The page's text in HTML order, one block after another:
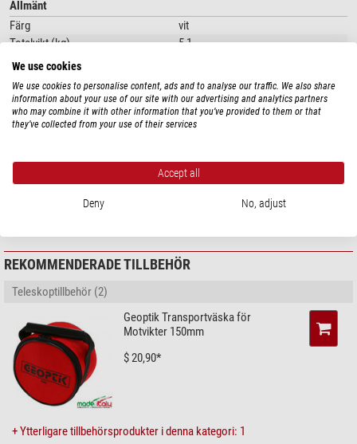
Allmänt
Färg
vit
Totalvikt (kg)
5,1
Vikt (g)
Typ av byggnad
Motvikt
Pacific Telescope Corp, 160-11880 Hammersmith Way, V7A
Ansvarig person:Optical Vision Limited, Duracher Straße 11, 87437
REKOMMENDERADE TILLBEHÖR
Teleskoptillbehör (2)
Geoptik Transportväska för
Motvikter 150mm
$ 20,90*
+ Ytterligare tillbehörsprodukter i denna kategori: 1
We use cookies
We use cookies to personalise content, ads and to analyse our traffic. We also share
information about your use of our site with our advertising and analytics partners
who may combine it with other information that you’ve provided to them or that
they’ve collected from your use of their services
Accept all
Deny No, adjust